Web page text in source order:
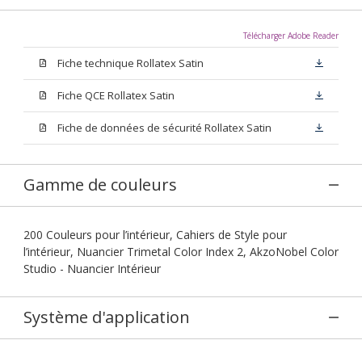
Télécharger Adobe Reader
Fiche technique Rollatex Satin
Fiche QCE Rollatex Satin
Fiche de données de sécurité Rollatex Satin
Gamme de couleurs
200 Couleurs pour l’intérieur, Cahiers de Style pour
l’intérieur, Nuancier Trimetal Color Index 2, AkzoNobel Color
Studio - Nuancier Intérieur
Système d'application